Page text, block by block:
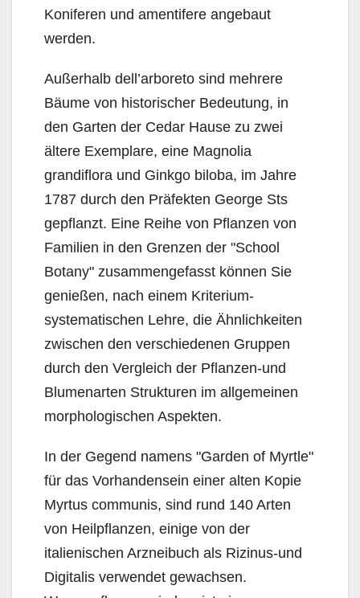
Koniferen und amentifere angebaut
werden.
Außerhalb dell’arboreto sind mehrere
Bäume von historischer Bedeutung, in
den Garten der Cedar Hause zu zwei
ältere Exemplare, eine Magnolia
grandiflora und Ginkgo biloba, im Jahre
1787 durch den Präfekten George Sts
gepflanzt. Eine Reihe von Pflanzen von
Familien in den Grenzen der "School
Botany" zusammengefasst können Sie
genießen, nach einem Kriterium-
systematischen Lehre, die Ähnlichkeiten
zwischen den verschiedenen Gruppen
durch den Vergleich der Pflanzen-und
Blumenarten Strukturen im allgemeinen
morphologischen Aspekten.
In der Gegend namens "Garden of Myrtle"
für das Vorhandensein einer alten Kopie
Myrtus communis, sind rund 140 Arten
von Heilpflanzen, einige von der
italienischen Arzneibuch als Rizinus-und
Digitalis verwendet gewachsen.